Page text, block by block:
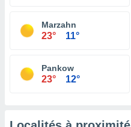
Marzahn
23° 11°
Pankow
23° 12°